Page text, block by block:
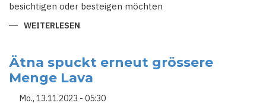
besichtigen oder besteigen möchten
WEITERLESEN
AKTIVITÄT
AUF
STROMBOLI
UND
BEDROHT
Ätna spuckt erneut grössere
Menge Lava
Mo., 13.11.2023 - 05:30